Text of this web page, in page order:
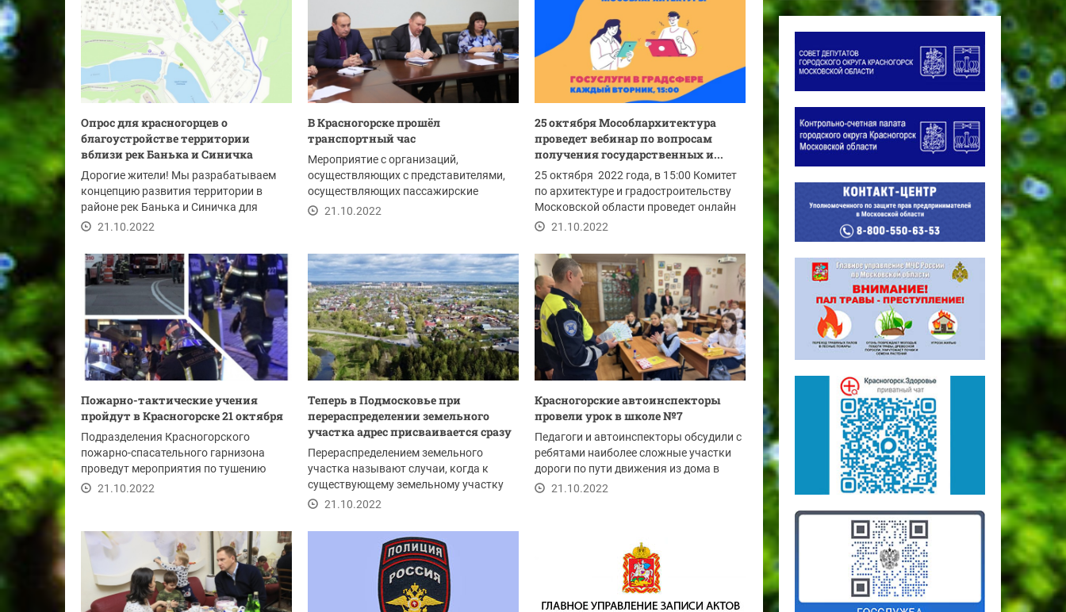
Опрос для красногорцев о
благоустройстве территории
вблизи рек Банька и Синичка
Дорогие жители! Мы разрабатываем
концепцию развития территории в
районе рек Банька и Синичка для
участия во...
21.10.2022
В Красногорске прошёл
транспортный час
Мероприятие с организаций,
осуществляющих с представителями,
осуществляющих пассажирские
перевозки прошло в здании...
21.10.2022
25 октября Мособлархитектура
проведет вебинар по вопросам
получения государственных и...
25 октября 2022 года, в 15:00 Комитет
по архитектуре и градостроительству
Московской области проведет онлайн
вебинар...
21.10.2022
Пожарно-тактические учения
пройдут в Красногорске 21 октября
Подразделения Красногорского
пожарно-спасательного гарнизона
проведут мероприятия по тушению
условного пожара на...
21.10.2022
Теперь в Подмосковье при
перераспределении земельного
участка адрес присваивается сразу
Перераспределением земельного
участка называют случаи, когда к
существующему земельному участку
присоединяют...
21.10.2022
Красногорские автоинспекторы
провели урок в школе №7
Педагоги и автоинспекторы обсудили с
ребятами наиболее сложные участки
дороги по пути движения из дома в
школу и...
21.10.2022